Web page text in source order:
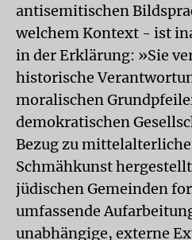
antisemitischen
welchem Kontext - ist
in der Erklärung: »Sie
historische
moralischen
demokratischen
Bezug zu
Schmähkunst
jüdischen Gemeinden
umfassende
unabhängige, externe